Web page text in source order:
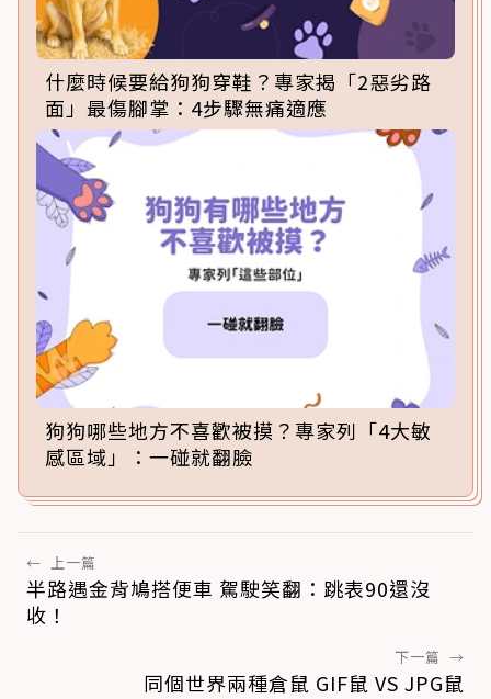
什麼時候要給狗狗穿鞋？專家揭「2惡劣路
面」最傷腳掌：4步驟無痛適應
狗狗哪些地方不喜歡被摸？專家列「4大敏
感區域」：一碰就翻臉
← 上一篇
半路遇金背鳩搭便車 駕駛笑翻：跳表90還沒
收！
下一篇 →
同個世界兩種倉鼠 GIF鼠 VS JPG鼠